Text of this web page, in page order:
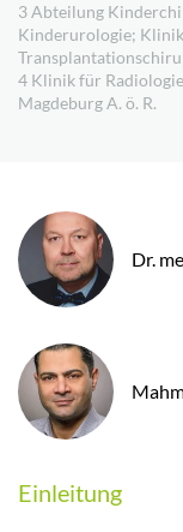
3Abteilung
Kinderurologie;
4 Klinik für
Magdeburg A. ö. R.
Dr.
Einleitung